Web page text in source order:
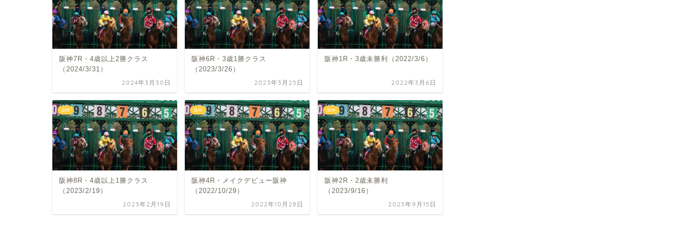
阪神7R・4歳以上2勝クラス
（2024/3/31）
2024年3月30日
阪神6R・3歳1勝クラス
（2023/3/26）
2023年3月25日
阪神1R・3歳未勝利（2022/3/6）
2022年3月6日
阪神
阪神8R・4歳以上1勝クラス
（2023/2/19）
2023年2月19日
阪神
阪神4R・メイクデビュー阪神
（2022/10/29）
2022年10月28日
阪神
阪神2R・2歳未勝利
（2023/9/16）
2023年9月15日